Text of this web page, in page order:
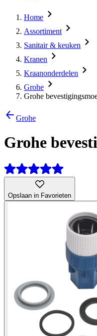
Home
Assortiment
Sanitair & keuken
Kranen
Kraanonderdelen
Grohe
Grohe
Grohe
Grohe
Opslaan in Favorieten